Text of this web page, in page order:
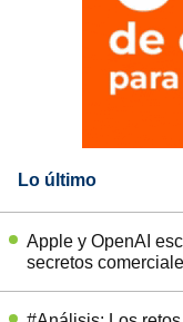
Lo último
Apple y OpenAI
secretos